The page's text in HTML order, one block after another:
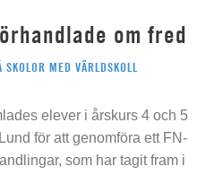
om fred
MED VÄRLDSKOLL
elever i årskurs 4 och 5
för att genomföra ett FN-
som har tagit fram i